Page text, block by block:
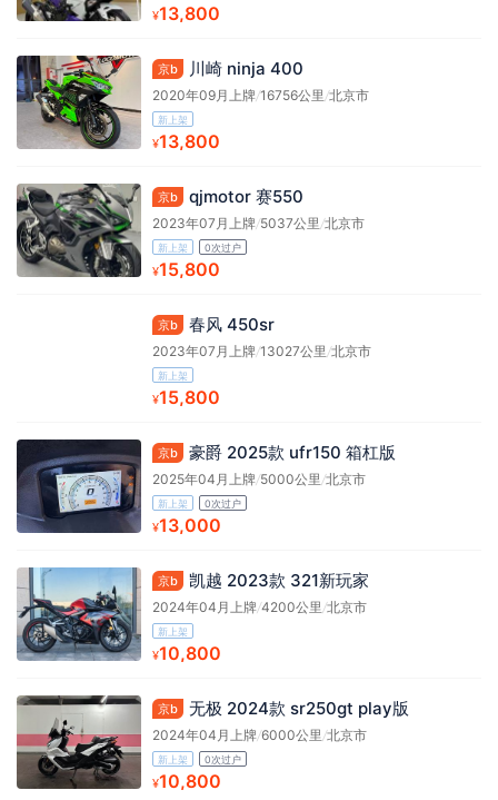
¥13,800
京b 川崎 ninja 400
2020年09月上牌/16756公里/北京市
新上架
¥13,800
京b qjmotor 赛550
2023年07月上牌/5037公里/北京市
新上架 0次过户
¥15,800
京b 春风 450sr
2023年07月上牌/13027公里/北京市
新上架
¥15,800
京b 豪爵 2025款 ufr150 箱杠版
2025年04月上牌/5000公里 /北京市
新上架 0次过户
¥13,000
京b 凯越 2023款 321新玩家
2024年04月上牌/4200公里 /北京市
新上架
¥10,800
京b 无极 2024款 sr250gt play版
2024年04月上牌/6000公里 /北京市
新上架 0次过户
¥10,800